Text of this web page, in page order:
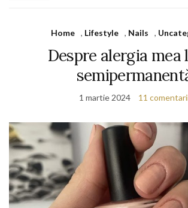
Home , Lifestyle , Nails ,
Despre alergia mea
1 martie 2024 11